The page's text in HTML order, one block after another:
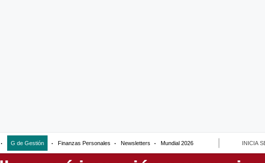
G de Gestión Finanzas Personales Newsletters Mundial 2026 INICIA